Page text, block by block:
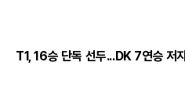
T1, 16승 단독 선두...DK 7연승 저지